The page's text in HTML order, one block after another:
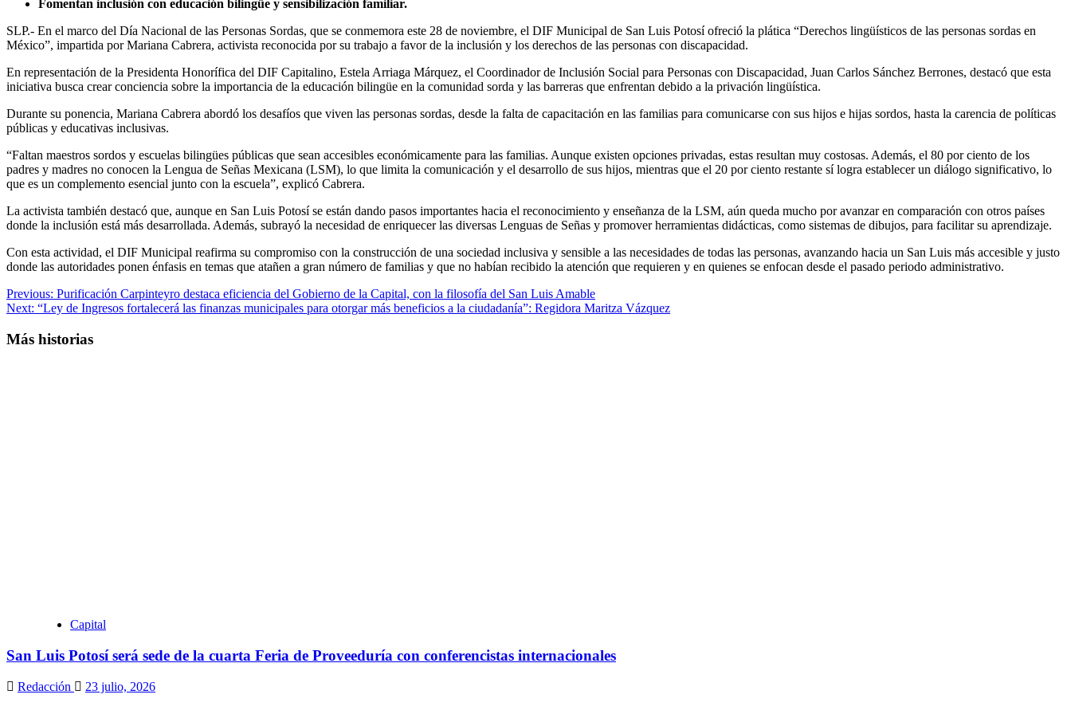
Fomentan inclusión con educación bilingüe y sensibilización familiar.
SLP.- En el marco del Día Nacional de las Personas Sordas, que se conmemora este 28 de noviembre, el DIF Municipal de San Luis Potosí ofreció la plática “Derechos lingüísticos de las personas sordas en
México”, impartida por Mariana Cabrera, activista reconocida por su trabajo a favor de la inclusión y los derechos de las personas con discapacidad.
En representación de la Presidenta Honorífica del DIF Capitalino, Estela Arriaga Márquez, el Coordinador de Inclusión Social para Personas con Discapacidad, Juan Carlos Sánchez Berrones, destacó que esta
iniciativa busca crear conciencia sobre la importancia de la educación bilingüe en la comunidad sorda y las barreras que enfrentan debido a la privación lingüística.
Durante su ponencia, Mariana Cabrera abordó los desafíos que viven las personas sordas, desde la falta de capacitación en las familias para comunicarse con sus hijos e hijas sordos, hasta la carencia de políticas
públicas y educativas inclusivas.
“Faltan maestros sordos y escuelas bilingües públicas que sean accesibles económicamente para las familias. Aunque existen opciones privadas, estas resultan muy costosas. Además, el 80 por ciento de los
padres y madres no conocen la Lengua de Señas Mexicana (LSM), lo que limita la comunicación y el desarrollo de sus hijos, mientras que el 20 por ciento restante sí logra establecer un diálogo significativo, lo
que es un complemento esencial junto con la escuela”, explicó Cabrera.
La activista también destacó que, aunque en San Luis Potosí se están dando pasos importantes hacia el reconocimiento y enseñanza de la LSM, aún queda mucho por avanzar en comparación con otros países
donde la inclusión está más desarrollada. Además, subrayó la necesidad de enriquecer las diversas Lenguas de Señas y promover herramientas didácticas, como sistemas de dibujos, para facilitar su aprendizaje.
Con esta actividad, el DIF Municipal reafirma su compromiso con la construcción de una sociedad inclusiva y sensible a las necesidades de todas las personas, avanzando hacia un San Luis más accesible y justo
donde las autoridades ponen énfasis en temas que atañen a gran número de familias y que no habían recibido la atención que requieren y en quienes se enfocan desde el pasado periodo administrativo.
Post
navigation
Previous: Purificación Carpinteyro destaca eficiencia del Gobierno de la Capital, con la filosofía del San Luis Amable
Next: “Ley de Ingresos fortalecerá las finanzas municipales para otorgar más beneficios a la ciudadanía”: Regidora Maritza Vázquez
Más historias
Capital
San Luis Potosí será sede de la cuarta Feria de Proveeduría con conferencistas internacionales
Redacción 23 julio, 2026